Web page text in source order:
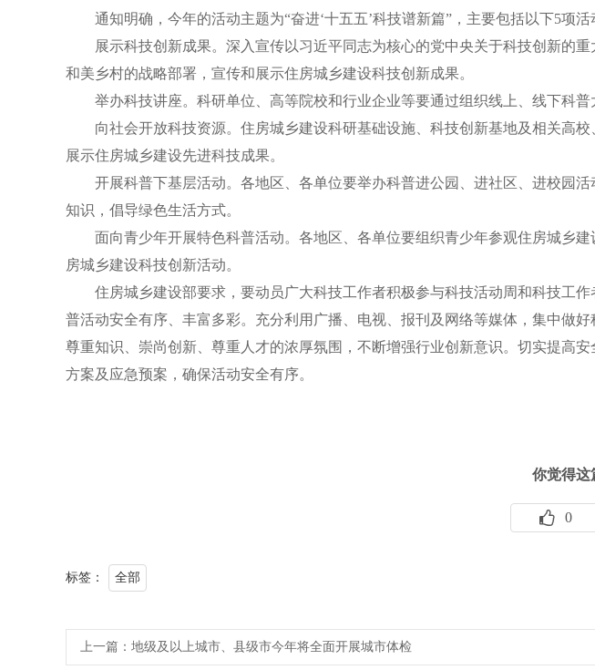
通知明确，今年的活动主题为“奋进‘十五五’科技谱新篇”，主要包括以下5项活
展示科技创新成果。深入宣传以习近平同志为核心的党中央关于科技创新的
和美乡村的战略部署，宣传和展示住房城乡建设科技创新成果。
举办科技讲座。科研单位、高等院校和行业企业等要通过组织线上、线下科
向社会开放科技资源。住房城乡建设科研基础设施、科技创新基地及相关高
展示住房城乡建设先进科技成果。
开展科普下基层活动。各地区、各单位要举办科普进公园、进社区、进校园
知识，倡导绿色生活方式。
面向青少年开展特色科普活动。各地区、各单位要组织青少年参观住房城乡
房城乡建设科技创新活动。
住房城乡建设部要求，要动员广大科技工作者积极参与科技活动周和科技工
普活动安全有序、丰富多彩。充分利用广播、电视、报刊及网络等媒体，集中做
尊重知识、崇尚创新、尊重人才的浓厚氛围，不断增强行业创新意识。切实提高
方案及应急预案，确保活动安全有序。
你觉得这
0
标签： 全部
上一篇： 地级及以上城市、县级市今年将全面开展城市体检